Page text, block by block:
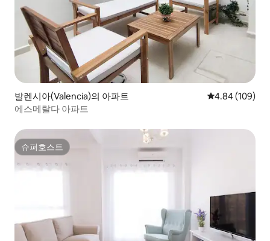
발렌시아(Valencia)의 아파트 평점 4.84점(5
4.84 (109)
에스메랄다 아파트
슈퍼호스트
슈퍼호스트